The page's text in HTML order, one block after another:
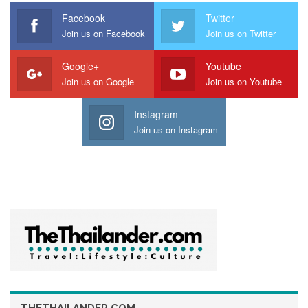
ไม่ใช่เพียงแค่ การเปิดตัว ผลิตภัณฑ์ เนื้อวัวคุณภาพพรีเมี่ยม
ภายในงานเท่านั้น ทางบริษัท ซูพีเรีย ควอลิตี้ ฟู๊ด จำกัด ยังได้นำ
Brand Mae’s Jon ที่มีรสชาติไทยแท้แบบดั้งเดิม ที่ปราศจากส่วน
Facebook
Join us on Facebook
Twitter
Join us on Twitter
Google+
Join us on Google
Youtube
Join us on Youtube
Instagram
Join us on Instagram